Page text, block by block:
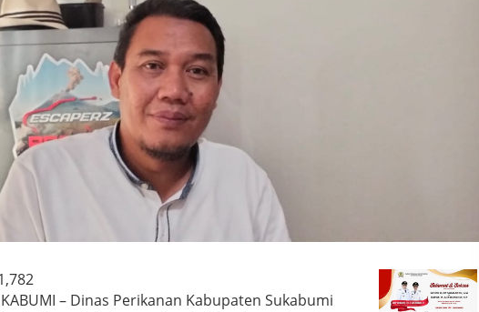
– Dinas Perikanan Kabupaten Sukabumi